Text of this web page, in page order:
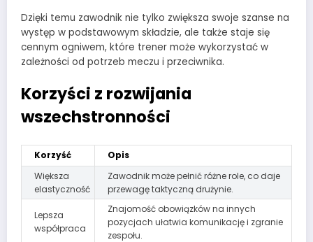
Dzięki temu zawodnik nie tylko zwiększa swoje szanse na
występ w podstawowym składzie, ale także staje się
cennym ogniwem, które trener może wykorzystać w
zależności od potrzeb meczu i przeciwnika.
Korzyści z rozwijania
wszechstronności
Korzyść
Opis
Większa
elastyczność
Zawodnik może pełnić różne role, co daje
przewagę taktyczną drużynie.
Lepsza
współpraca
Znajomość obowiązków na innych
pozycjach ułatwia komunikację i zgranie
zespołu.